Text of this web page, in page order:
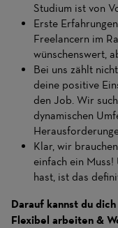
Studium ist von
Erste
Freelancern im
wünschenswert,
Bei uns zählt
deine positive
den Job. Wir
dynamischen
Klar, wir
einfach ein
hast, ist das
Darauf kannst du
Flexibel arbeiten &